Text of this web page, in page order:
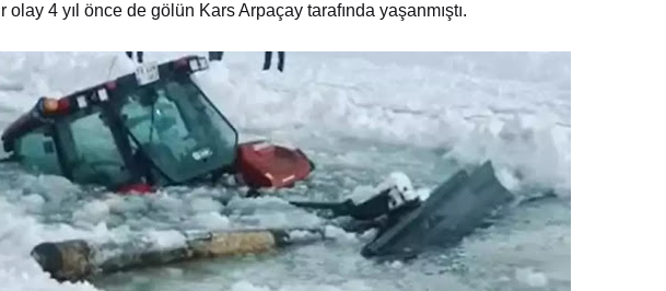
olay 4 yıl önce de gölün Kars Arpaçay tarafında yaşanmıştı.